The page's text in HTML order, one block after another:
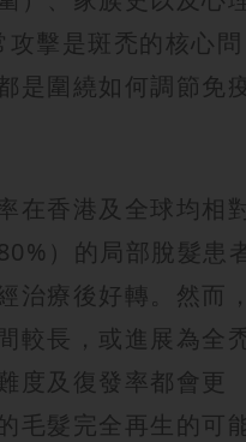
擊是斑禿的核心問
是圍繞如何調節免
在香港及全球均相
）的局部脫髮患
治療後好轉。然而
較長，或進展為全
度及復發率都會更
毛髮完全再生的可